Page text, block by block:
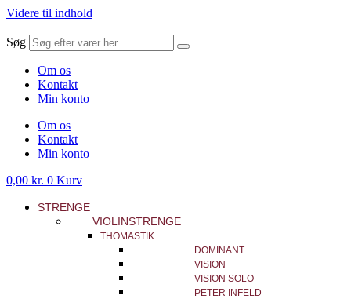
Videre til indhold
Søg
Om os
Kontakt
Min konto
Om os
Kontakt
Min konto
0,00 kr. 0 Kurv
STRENGE
VIOLINSTRENGE
THOMASTIK
DOMINANT
VISION
VISION SOLO
PETER INFELD